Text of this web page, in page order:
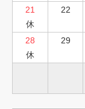
21
休
22
28
休
29